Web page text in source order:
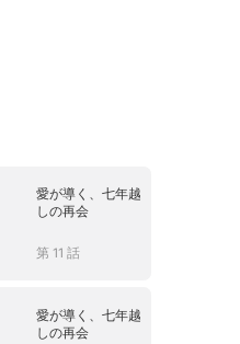
愛が導く、七年越
しの再会
第 11 話
愛が導く、七年越
しの再会